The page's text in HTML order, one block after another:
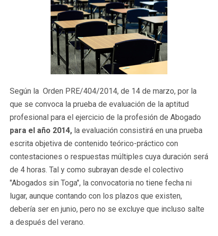
Según la Orden PRE/404/2014, de 14 de marzo, por la
que se convoca la prueba de evaluación de la aptitud
profesional para el ejercicio de la profesión de Abogado
para el año 2014, la evaluación consistirá en una prueba
escrita objetiva de contenido teórico-práctico con
contestaciones o respuestas múltiples cuya duración será
de 4 horas. Tal y como subrayan desde el colectivo
"Abogados sin Toga", la convocatoria no tiene fecha ni
lugar, aunque contando con los plazos que existen,
debería ser en junio, pero no se excluye que incluso salte
a después del verano.